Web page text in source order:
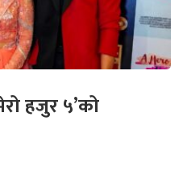
हजुर ५’को